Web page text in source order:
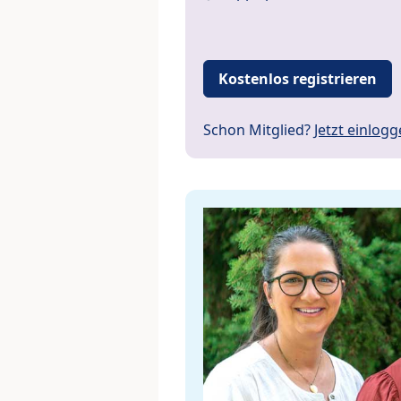
Kostenlos registrieren
Schon Mitglied? Jetzt